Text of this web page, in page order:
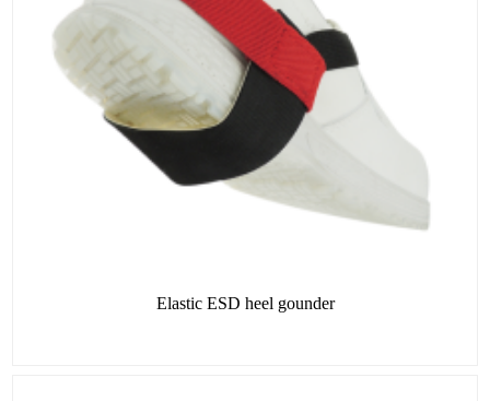
Elastic ESD heel gounder